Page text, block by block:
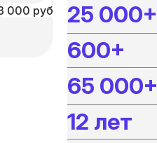
000 руб 25 000+
600+
65 000+
12 лет